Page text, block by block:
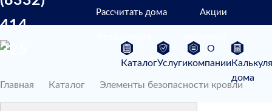
414
325
Рассчитать дома Акции
КаталогУслуги
О
компании
дома
Главная Каталог Элементы безопасности кровли